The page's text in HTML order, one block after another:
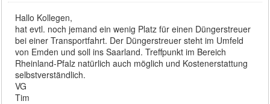
Hallo Kollegen,
hat evtl. noch jemand ein wenig Platz für einen Düngerstreuer
bei einer Transportfahrt. Der Düngerstreuer steht im Umfeld
von Emden und soll ins Saarland. Treffpunkt im Bereich
Rheinland-Pfalz natürlich auch möglich und Kostenerstattung
selbstverständlich.
VG
Tim